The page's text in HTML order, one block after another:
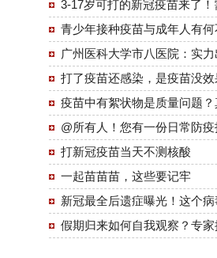
3-17岁可打的新冠疫苗来了！
青少年接种疫苗与成年人有
广州医科大学市八医院：实
打了疫苗还感染，是疫苗没
疫苗中有絮状物是质量问题
@所有人！您有一份日常防
打新冠疫苗当天不测核酸
一起苗苗苗，这些要记牢
新冠最全后遗症曝光！这个
假期归来如何自我观察？专家